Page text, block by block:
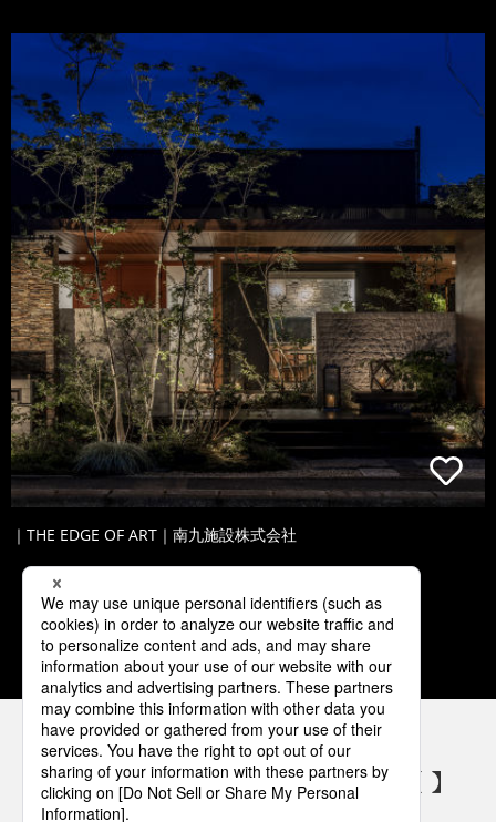
｜THE EDGE OF ART｜南九施設株式会社
1 2 3 4 5
パナソニックの電気設備 SNSアカウント